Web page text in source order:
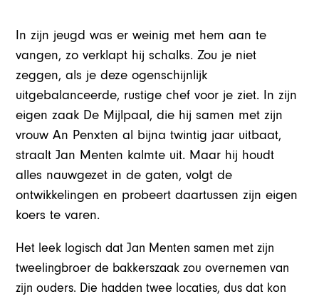
In zijn jeugd was er weinig met hem aan te
vangen, zo verklapt hij schalks. Zou je niet
zeggen, als je deze ogenschijnlijk
uitgebalanceerde, rustige chef voor je ziet. In zijn
eigen zaak De Mijlpaal, die hij samen met zijn
vrouw An Penxten al bijna twintig jaar uitbaat,
straalt Jan Menten kalmte uit. Maar hij houdt
alles nauwgezet in de gaten, volgt de
ontwikkelingen en probeert daartussen zijn eigen
koers te varen.
Het leek logisch dat Jan Menten samen met zijn
tweelingbroer de bakkerszaak zou overnemen van
zijn ouders. Die hadden twee locaties, dus dat kon